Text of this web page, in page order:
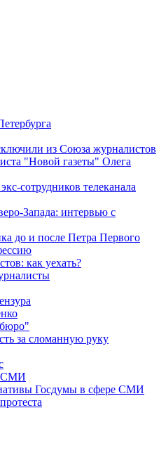
из Союза журналистов
"Новой газеты" Олега
сотрудников телеканала
Запада: интервью с
до и после Петра Первого
как уехать?
за сломанную руку
СМИ
Госдумы в сфере СМИ